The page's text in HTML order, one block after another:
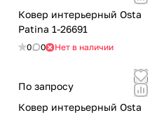
Ковер интерьерный Osta
Patina 1-26691
0 0 Нет в наличии
По запросу
Ковер интерьерный Osta